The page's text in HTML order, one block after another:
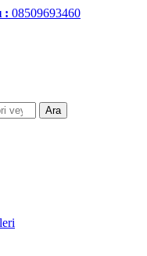
: 08509693460
Ara